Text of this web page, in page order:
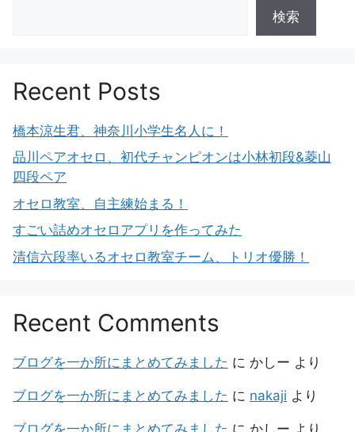
検索
Recent Posts
橋本涼生君、神奈川小学生名人に！
品川ペアオセロ、初代チャンピオンは小林初段&菱山
四段ペア
オセロ教室、自主練始まる！
すごい詰めオセロアプリを作ってみた
清信六段率いるオセロ教室チーム、トリオ優勝！
Recent Comments
ブログを一か所にまとめてみました に かしー より
ブログを一か所にまとめてみました に nakaji より
ブログを一か所にまとめてみました に かしー より